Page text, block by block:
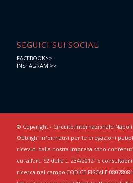
SEGUICI SUI SOCIAL
FACEBOOK>>
INSTAGRAM >>
© Copyright - Circuito Internazionale Napoli
Obblighi informativi per le erogazioni
ricevuti dalla nostra impresa sono
cui all’art. 52 della L. 234/2012” e
ricerca nel campo CODICE FISCALE